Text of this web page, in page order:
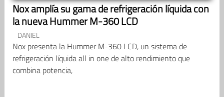
Nox amplía su gama de refrigeración líquida con
la nueva Hummer M-360 LCD
DANIEL
Nox presenta la Hummer M-360 LCD, un sistema de
refrigeración líquida all in one de alto rendimiento que
combina potencia,